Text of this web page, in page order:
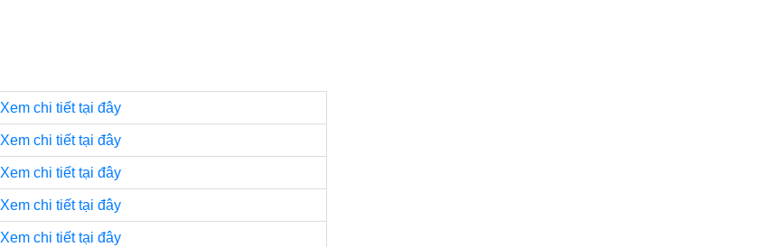
Xem chi tiết tại đây
Xem chi tiết tại đây
Xem chi tiết tại đây
Xem chi tiết tại đây
Xem chi tiết tại đây